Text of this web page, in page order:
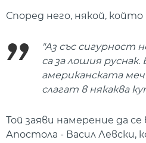
Според него, някой,
"Аз със сигурност
са за лошия
американската
слагат в някаква
Той заяви намерение да
Апостола - Васил Левски,